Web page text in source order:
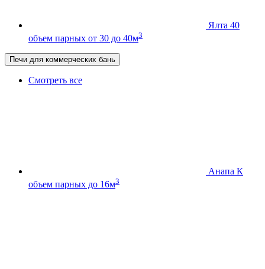
Ялта 40
объем парных от 30 до 40м3
Печи для коммерческих бань
Смотреть все
Анапа К
объем парных до 16м3